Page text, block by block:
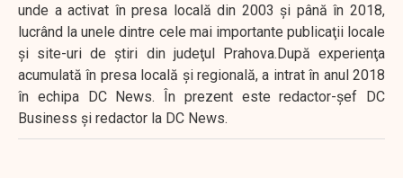
unde a activat în presa locală din 2003 şi până în 2018,
lucrând la unele dintre cele mai importante publicaţii locale
şi site-uri de ştiri din judeţul Prahova.După experienţa
acumulată în presa locală şi regională, a intrat în anul 2018
în echipa DC News. În prezent este redactor-şef DC
Business şi redactor la DC News.